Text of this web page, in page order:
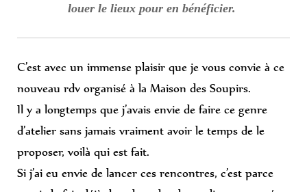
louer le lieux pour en bénéficier.
C’est avec un immense plaisir que je vous convie à ce
nouveau rdv organisé à la Maison des Soupirs.
Il y a longtemps que j’avais envie de faire ce genre
d’atelier sans jamais vraiment avoir le temps de le
proposer, voilà qui est fait.
Si j’ai eu envie de lancer ces rencontres, c’est parce